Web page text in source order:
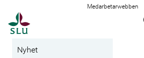
Medarbetarwebben
Nyhet